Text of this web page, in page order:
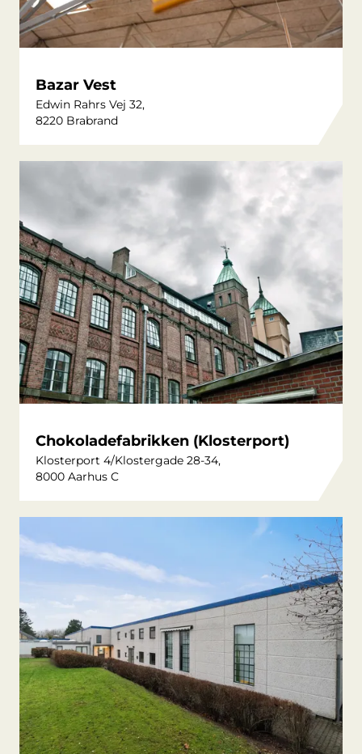
Bazar Vest
Edwin Rahrs Vej 32,
8220 Brabrand
Chokoladefabrikken (Klosterport)
Klosterport 4/Klostergade 28-34,
8000 Aarhus C